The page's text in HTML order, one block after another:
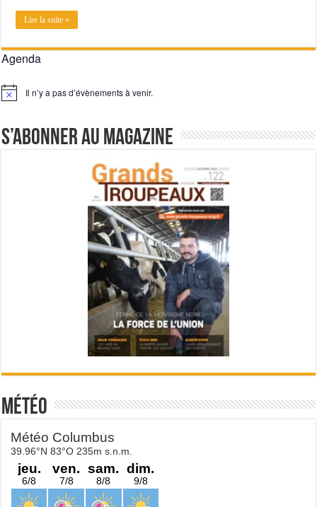
Lire la suite »
Agenda
Notice Il n’y a pas d’évènements à venir.
S’abonner au magazine
Météo